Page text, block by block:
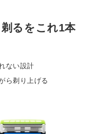
るをこれ1本
ない設計
ら剃り上げる